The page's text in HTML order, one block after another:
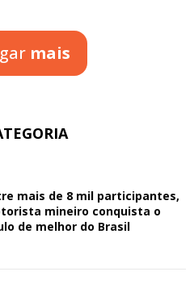
mais
mais de 8 mil participantes,
mineiro conquista o
de melhor do Brasil